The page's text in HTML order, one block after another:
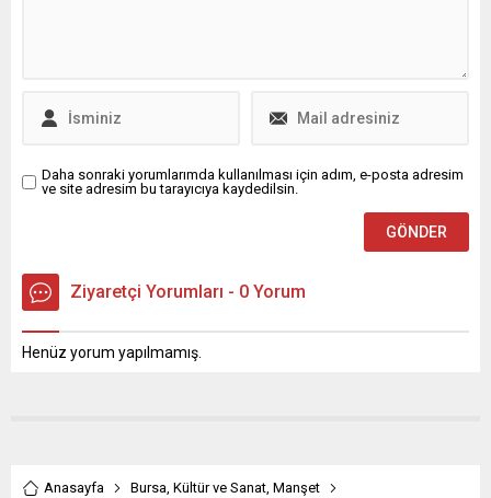
Daha sonraki yorumlarımda kullanılması için adım, e-posta adresim
ve site adresim bu tarayıcıya kaydedilsin.
Ziyaretçi Yorumları - 0 Yorum
Henüz yorum yapılmamış.
Anasayfa Bursa, Kültür ve Sanat, Manşet